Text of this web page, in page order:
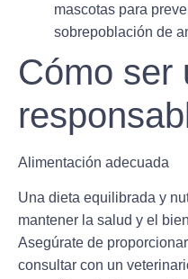
mascotas para
sobrepoblación de
Cómo ser
Alimentación adecuada
Una dieta equilibrada y
mantener la salud y el
Asegúrate de
consultar con un